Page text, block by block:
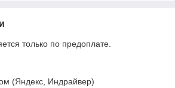
только по предоплате.
(Яндекс, Индрайвер)